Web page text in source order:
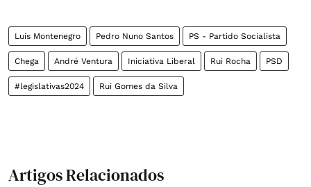
Luís Montenegro Pedro Nuno Santos PS - Partido Socialista
Chega André Ventura Iniciativa Liberal Rui Rocha PSD
#legislativas2024 Rui Gomes da Silva
Artigos Relacionados